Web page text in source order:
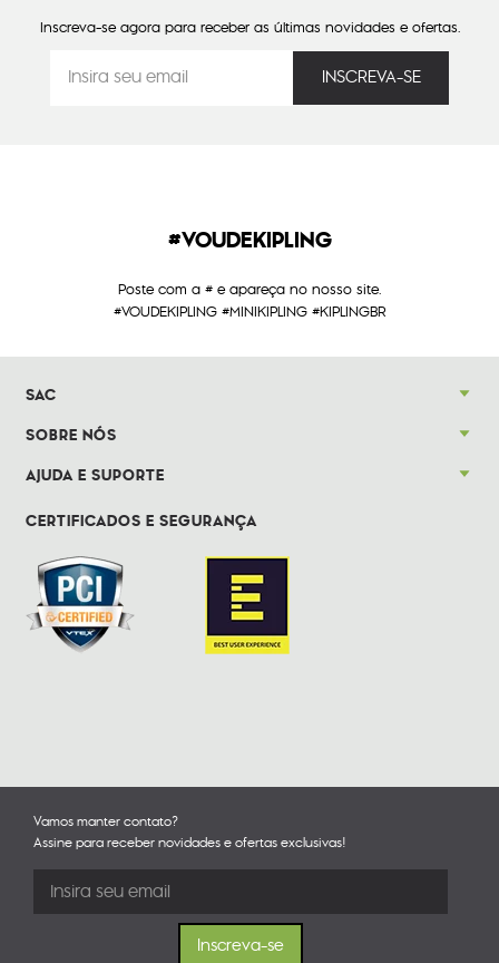
Inscreva-se agora para receber as últimas novidades e ofertas.
#VOUDEKIPLING
Poste com a # e apareça no nosso site.
#VOUDEKIPLING #MINIKIPLING #KIPLINGBR
SAC
SOBRE NÓS
AJUDA E SUPORTE
CERTIFICADOS E SEGURANÇA
Vamos manter contato?
Assine para receber novidades e ofertas exclusivas!